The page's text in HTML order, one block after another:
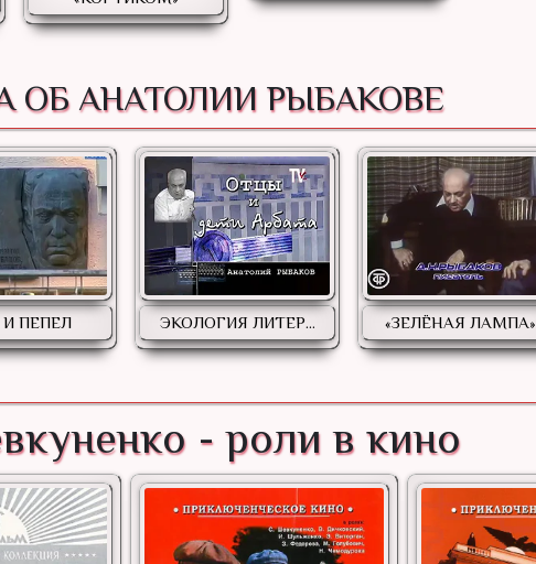
ОБ АНАТОЛИИ РЫБАКОВЕ
И ПЕПЕЛ ЭКОЛОГИЯ ЛИТЕР... «ЗЕЛЁНАЯ ЛАМПА»
- роли в кино